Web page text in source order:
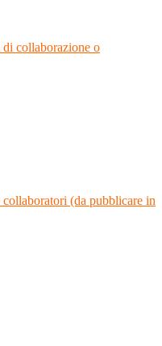
collaborazione o
(da pubblicare in